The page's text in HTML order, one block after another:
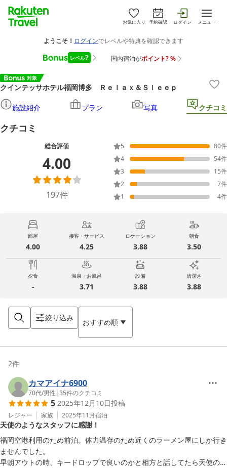
お気に入り 予約確認 ログイン メニュー
クインテッサホテル福岡博多 Ｒｅｌａｘ＆Ｓｌｅｅｐ
施設紹介 プラン 写真 クチコミ
クチコミ
総合評価
4.00
197件
5 80件
4
54件
3
15件
2
7件
1
4件
部屋
4.00
接客・サービス
4.25
ロケーション
3.88
朝食
3.50
夕食
-
温泉・お風呂
3.71
設備
3.88
清潔さ
3.88
絞り込み おすすめ順
2件
カマアイナ6900
70代/男性 |35件のクチコミ
5 2025年12月10日投稿
レジャー 家族 2025年11月宿泊
天使のようなスタッフに感謝！
福岡空港利用のため前泊。体力温存のため近くのラーメン屋にしか行き
ませんでした。
早朝アウトの時、キードロップで良いのかと相方と話してたら天使のよ